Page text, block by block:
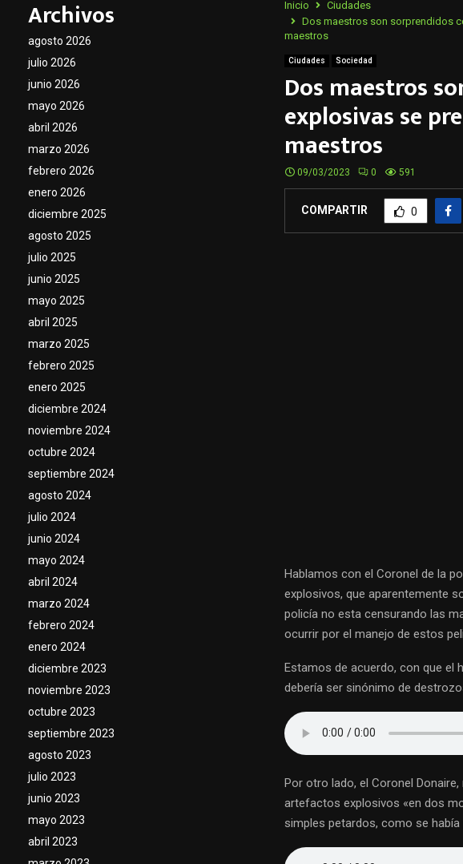
Inicio
Ciudades
Dos maestros son sorprendidos
maestros
Ciudades Sociedad
Dos maestros
explosivas se
maestros
09/03/2023 0 591
COMPARTIR 0
Hablamos con el Coronel de la
explosivos, que aparentemente
policía no esta censurando las
ocurrir por el manejo de estos
Estamos de acuerdo, con que el
debería ser sinónimo de
Por otro lado, el Coronel
artefactos explosivos «en dos
simples petardos, como se
Archivos
agosto 2026
julio 2026
junio 2026
mayo 2026
abril 2026
marzo 2026
febrero 2026
enero 2026
diciembre 2025
agosto 2025
julio 2025
junio 2025
mayo 2025
abril 2025
marzo 2025
febrero 2025
enero 2025
diciembre 2024
noviembre 2024
octubre 2024
septiembre 2024
agosto 2024
julio 2024
junio 2024
mayo 2024
abril 2024
marzo 2024
febrero 2024
enero 2024
diciembre 2023
noviembre 2023
octubre 2023
septiembre 2023
agosto 2023
julio 2023
junio 2023
mayo 2023
abril 2023